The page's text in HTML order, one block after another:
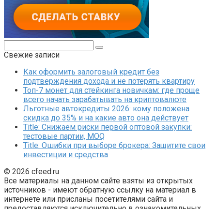
Свежие записи
Как оформить залоговый кредит без
подтверждения дохода и не потерять квартиру
Топ-7 монет для стейкинга новичкам: где проще
всего начать зарабатывать на криптовалюте
Льготные автокредиты 2026: кому положена
скидка до 35% и на какие авто она действует
Title: Снижаем риски первой оптовой закупки:
тестовые партии, MOQ
Title: Ошибки при выборе брокера: Защитите свои
инвестиции и средства
© 2026 cfeed.ru
Все материалы на данном сайте взяты из открытых
источников - имеют обратную ссылку на материал в
интернете или присланы посетителями сайта и